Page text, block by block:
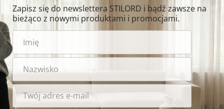
Zapisz się do newslettera STILORD i bądź zawsze na
bieżąco z nowymi produktami i promocjami.